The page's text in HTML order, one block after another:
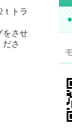
ｔトラ
をさせ
さ